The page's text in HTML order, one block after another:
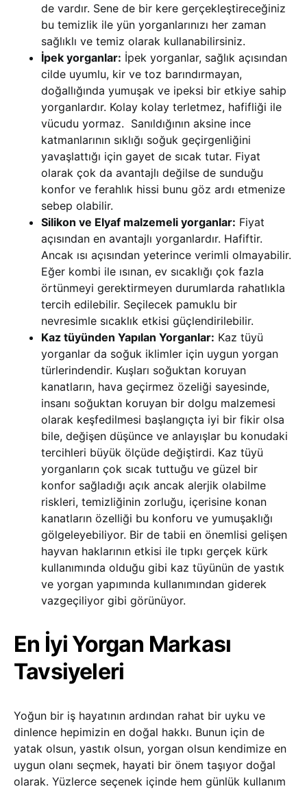
de vardır. Sene de bir kere gerçekleştireceğiniz
bu temizlik ile yün yorganlarınızı her zaman
sağlıklı ve temiz olarak kullanabilirsiniz.
İpek yorganlar: İpek yorganlar, sağlık açısından
cilde uyumlu, kir ve toz barındırmayan,
doğallığında yumuşak ve ipeksi bir etkiye sahip
yorganlardır. Kolay kolay terletmez, hafifliği ile
vücudu yormaz. Sanıldığının aksine ince
katmanlarının sıklığı soğuk geçirgenliğini
yavaşlattığı için gayet de sıcak tutar. Fiyat
olarak çok da avantajlı değilse de sunduğu
konfor ve ferahlık hissi bunu göz ardı etmenize
sebep olabilir.
Silikon ve Elyaf malzemeli yorganlar: Fiyat
açısından en avantajlı yorganlardır. Hafiftir.
Ancak ısı açısından yeterince verimli olmayabilir.
Eğer kombi ile ısınan, ev sıcaklığı çok fazla
örtünmeyi gerektirmeyen durumlarda rahatlıkla
tercih edilebilir. Seçilecek pamuklu bir
nevresimle sıcaklık etkisi güçlendirilebilir.
Kaz tüyünden Yapılan Yorganlar: Kaz tüyü
yorganlar da soğuk iklimler için uygun yorgan
türlerindendir. Kuşları soğuktan koruyan
kanatların, hava geçirmez özeliği sayesinde,
insanı soğuktan koruyan bir dolgu malzemesi
olarak keşfedilmesi başlangıçta iyi bir fikir olsa
bile, değişen düşünce ve anlayışlar bu konudaki
tercihleri büyük ölçüde değiştirdi. Kaz tüyü
yorganların çok sıcak tuttuğu ve güzel bir
konfor sağladığı açık ancak alerjik olabilme
riskleri, temizliğinin zorluğu, içerisine konan
kanatların özelliği bu konforu ve yumuşaklığı
gölgeleyebiliyor. Bir de tabii en önemlisi gelişen
hayvan haklarının etkisi ile tıpkı gerçek kürk
kullanımında olduğu gibi kaz tüyünün de yastık
ve yorgan yapımında kullanımından giderek
vazgeçiliyor gibi görünüyor.
En İyi Yorgan Markası
Tavsiyeleri
Yoğun bir iş hayatının ardından rahat bir uyku ve
dinlence hepimizin en doğal hakkı. Bunun için de
yatak olsun, yastık olsun, yorgan olsun kendimize en
uygun olanı seçmek, hayati bir önem taşıyor doğal
olarak. Yüzlerce seçenek içinde hem günlük kullanım